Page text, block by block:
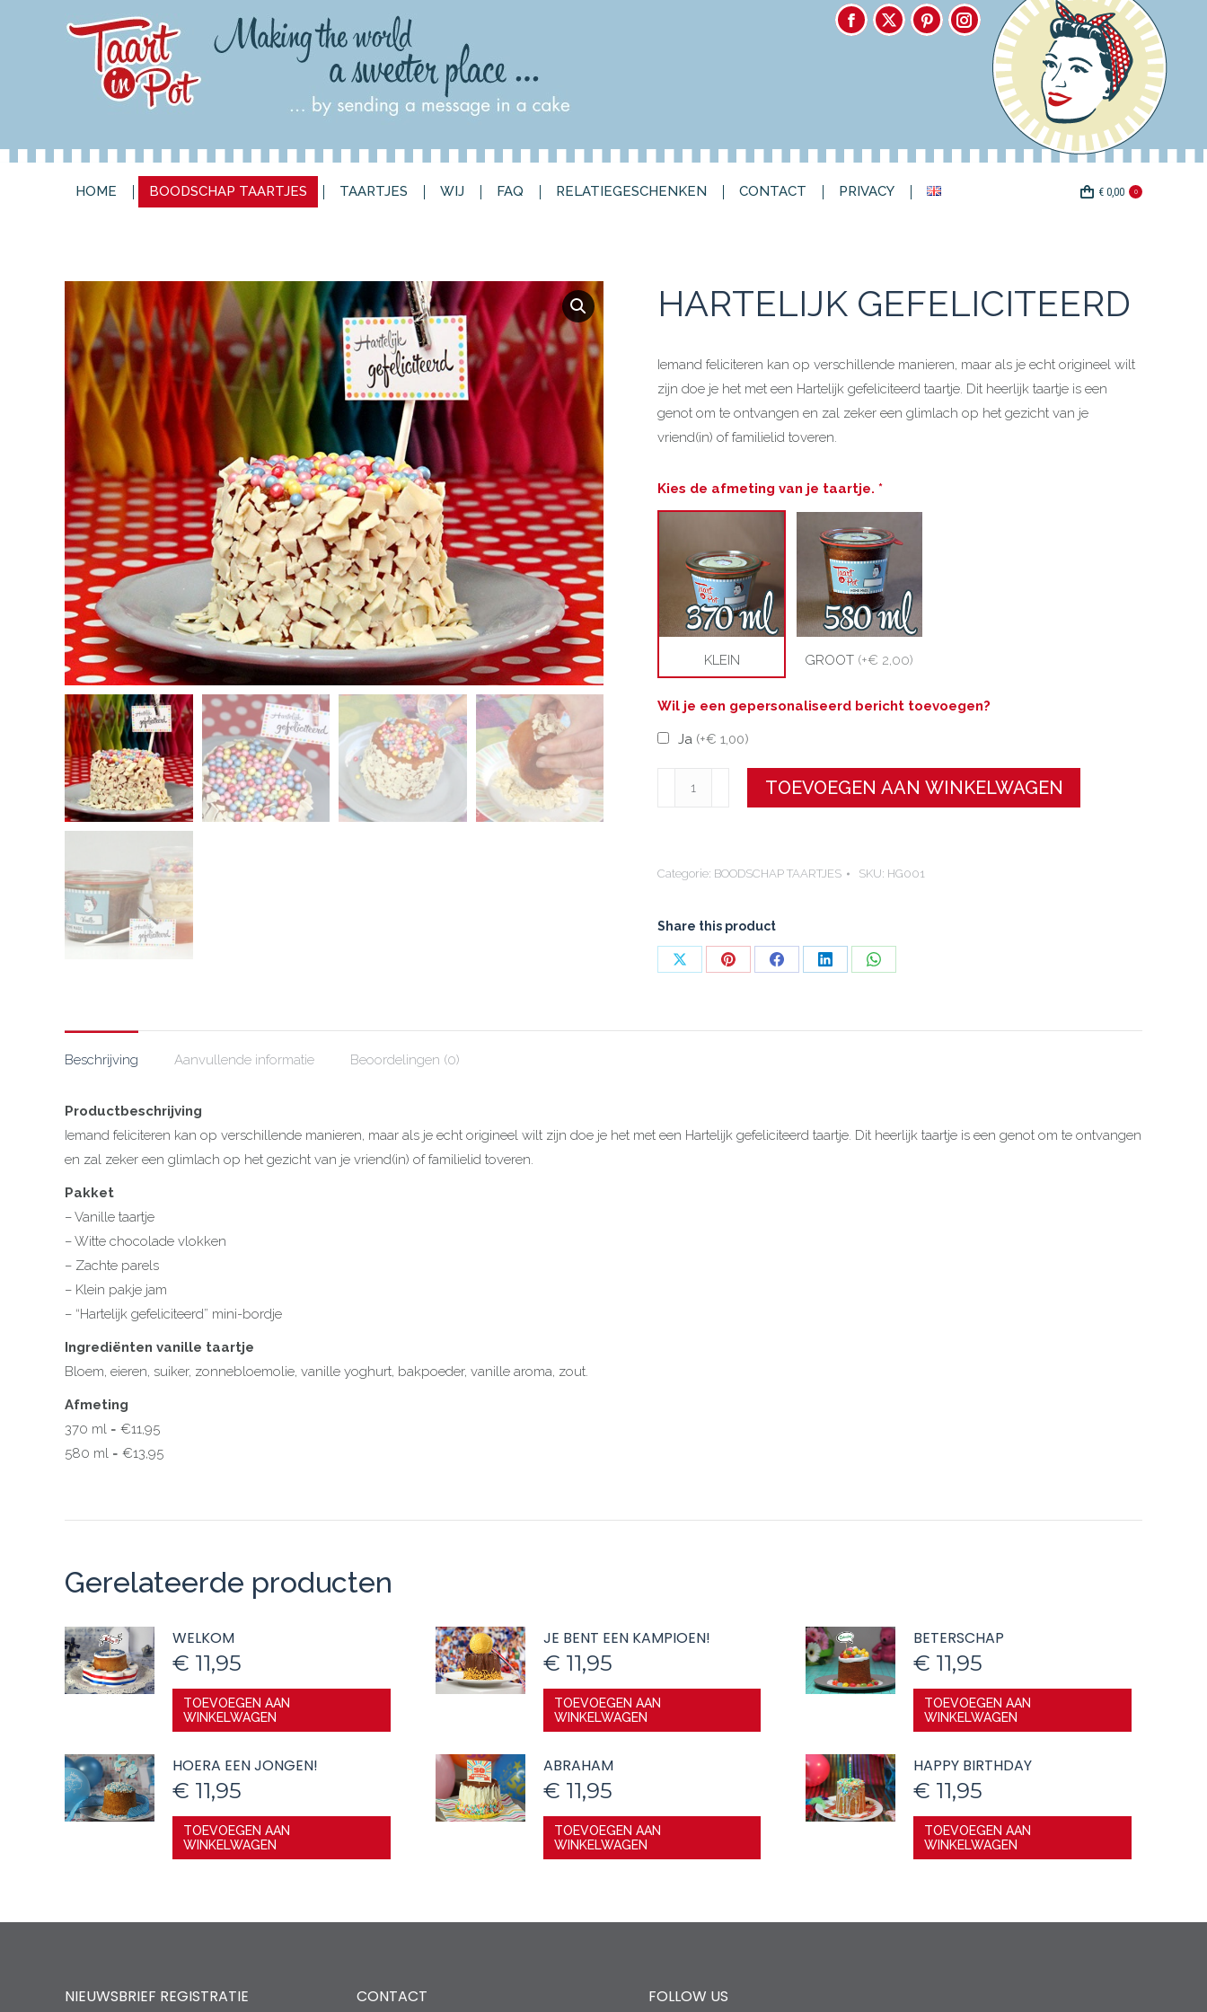
Facebook
new
window
X
new
window
Pinterest
new
window
Instagram
page
opens
new
HOME BOODSCHAP TAARTJES TAARTJES WIJ FAQ RELATIEGESCHENKEN CONTACT PRIVACY € 0,00 0
HARTELIJK GEFELICITEERD
Iemand feliciteren kan op verschillende manieren, maar als je echt origineel wilt
zijn doe je het met een Hartelijk gefeliciteerd taartje. Dit heerlijk taartje is een
genot om te ontvangen en zal zeker een glimlach op het gezicht van je
vriend(in) of familielid toveren.
Kies de afmeting van je taartje. *
KLEIN GROOT (+€ 2,00)
Wil je een gepersonaliseerd bericht toevoegen?
Ja (+€ 1,00)
TOEVOEGEN AAN WINKELWAGEN
Categorie: BOODSCHAP TAARTJES SKU: HG001
Share this product
Share
Share
Share
Share
Share
Beschrijving Aanvullende informatie Beoordelingen (0)
Productbeschrijving
Iemand feliciteren kan op verschillende manieren, maar als je echt origineel wilt zijn doe je het met een Hartelijk gefeliciteerd taartje. Dit heerlijk taartje is een genot om te ontvangen
en zal zeker een glimlach op het gezicht van je vriend(in) of familielid toveren.
Pakket
– Vanille taartje
– Witte chocolade vlokken
– Zachte parels
– Klein pakje jam
– “Hartelijk gefeliciteerd” mini-bordje
Ingrediënten vanille taartje
Bloem, eieren, suiker, zonnebloemolie, vanille yoghurt, bakpoeder, vanille aroma, zout.
Afmeting
370 ml = €11,95
580 ml = €13,95
Gerelateerde producten
WELKOM
€ 11,95
TOEVOEGEN AAN
WINKELWAGEN
JE BENT EEN KAMPIOEN!
€ 11,95
TOEVOEGEN AAN
WINKELWAGEN
BETERSCHAP
€ 11,95
TOEVOEGEN AAN
WINKELWAGEN
HOERA EEN JONGEN!
€ 11,95
TOEVOEGEN AAN
WINKELWAGEN
ABRAHAM
€ 11,95
TOEVOEGEN AAN
WINKELWAGEN
HAPPY BIRTHDAY
€ 11,95
TOEVOEGEN AAN
WINKELWAGEN
NIEUWSBRIEF REGISTRATIE CONTACT FOLLOW US
HOME BOODSCHAP TAARTJES RELATIEGESCHENKEN CONTACT PRIVACY
€0,00